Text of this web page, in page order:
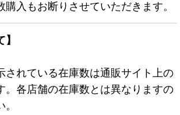
購入もお断りさせていただきます。
されている在庫数は通販サイト上の
。各店舗の在庫数とは異なりますの